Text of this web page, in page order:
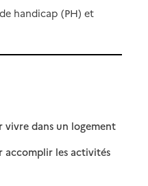
handicap (PH) et
vivre dans un logement
:
: non
accomplir les activités